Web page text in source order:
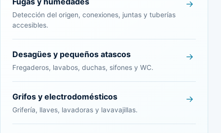
Detección del origen, conexiones, juntas y tuberías
accesibles.
Desagües y pequeños atascos
Fregaderos, lavabos, duchas, sifones y WC.
Grifos y electrodomésticos
Grifería, llaves, lavadoras y lavavajillas.